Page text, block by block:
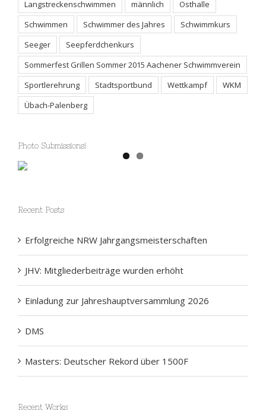
Schwimmen
Schwimmer des Jahres
Schwimmkurs
Seeger
Seepferdchenkurs
Sommerfest Grillen Sommer 2015 Aachener Schwimmverein
Sportlerehrung
Stadtsportbund Wettkampf
WKM
Übach-Palenberg
JHV: Mitgliederbeiträge wurden erhöht
Einladung zur Jahreshauptversammlung 2026
DMS
Masters: Deutscher Rekord über 1500F